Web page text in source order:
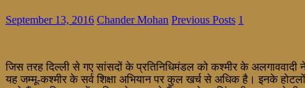
September 13, 2016 Chander Mohan Previous Posts 1
जिस तरह दिल्ली से गए सांसदों के प्रतिनिधिमंडल को कश्मीर के
यह जम्मू-कश्मीर के सर्व शिक्षा अभियान पर कुल खर्च से अधिक है। इनके